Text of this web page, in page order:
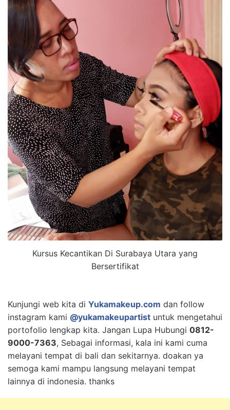
Kursus Kecantikan Di Surabaya Utara yang
Bersertifikat
Kunjungi web kita di Yukamakeup.com dan follow
instagram kami @yukamakeupartist untuk mengetahui
portofolio lengkap kita. Jangan Lupa Hubungi 0812-
9000-7363, Sebagai informasi, kala ini kami cuma
melayani tempat di bali dan sekitarnya. doakan ya
semoga kami mampu langsung melayani tempat
lainnya di indonesia. thanks